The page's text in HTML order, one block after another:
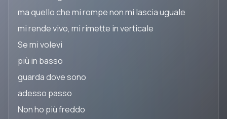
ma quello che mi rompe non mi lascia uguale
mi rende vivo, mi rimette in verticale
Se mi volevi
più in basso
guarda dove sono
adesso passo
Non ho più freddo